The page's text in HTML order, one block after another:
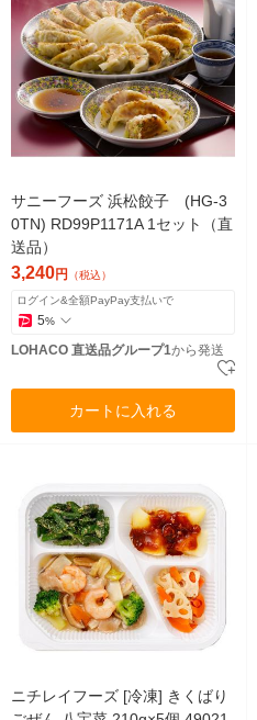
サニーフーズ 浜松餃子 (HG-3
0TN) RD99P1171A 1セット（直
送品）
3,240円 （税込）
ログイン&全額PayPay支払いで
5%
LOHACO 直送品グループ1から発送
カートに入れる
ニチレイフーズ [冷凍] きくばり